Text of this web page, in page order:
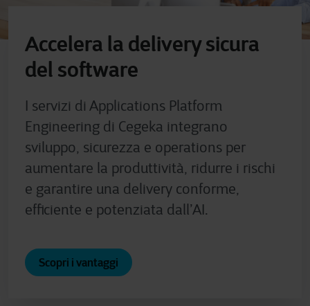
Accelera la delivery sicura
del software
I servizi di Applications Platform
Engineering di Cegeka integrano
sviluppo, sicurezza e operations per
aumentare la produttività, ridurre i rischi
e garantire una delivery conforme,
efficiente e potenziata dall’AI.
Scopri i vantaggi